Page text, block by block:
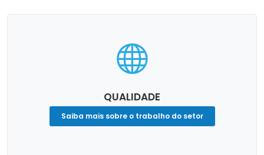
QUALIDADE
Saiba mais sobre o trabalho do setor